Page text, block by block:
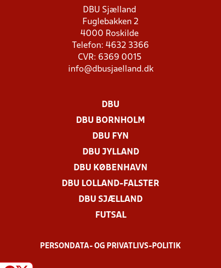
DBU Sjælland
Fuglebakken 2
4000 Roskilde
Telefon: 4632 3366
CVR: 6369 0015
info@dbusjaelland.dk
DBU
DBU BORNHOLM
DBU FYN
DBU JYLLAND
DBU KØBENHAVN
DBU LOLLAND-FALSTER
DBU SJÆLLAND
FUTSAL
PERSONDATA- OG PRIVATLIVS-POLITIK